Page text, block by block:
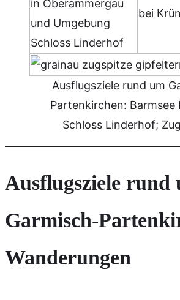
Ausflugsziele rund um
Partenkirchen: Barmsee
Schloss Linderhof;
Ausflugsziele rund
Garmisch-
Wanderungen